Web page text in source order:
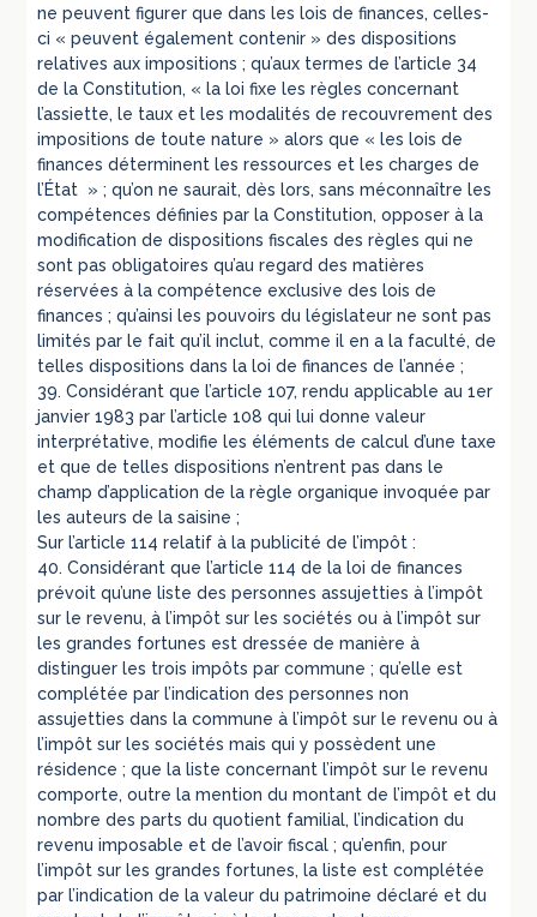
ne peuvent figurer que dans les lois de finances, celles-
ci « peuvent également contenir » des dispositions
relatives aux impositions ; qu’aux termes de l’article 34
de la Constitution, « la loi fixe les règles concernant
l’assiette, le taux et les modalités de recouvrement des
impositions de toute nature » alors que « les lois de
finances déterminent les ressources et les charges de
l’État » ; qu’on ne saurait, dès lors, sans méconnaître les
compétences définies par la Constitution, opposer à la
modification de dispositions fiscales des règles qui ne
sont pas obligatoires qu’au regard des matières
réservées à la compétence exclusive des lois de
finances ; qu’ainsi les pouvoirs du législateur ne sont pas
limités par le fait qu’il inclut, comme il en a la faculté, de
telles dispositions dans la loi de finances de l’année ;
39. Considérant que l’article 107, rendu applicable au 1er
janvier 1983 par l’article 108 qui lui donne valeur
interprétative, modifie les éléments de calcul d’une taxe
et que de telles dispositions n’entrent pas dans le
champ d’application de la règle organique invoquée par
les auteurs de la saisine ;
Sur l’article 114 relatif à la publicité de l’impôt :
40. Considérant que l’article 114 de la loi de finances
prévoit qu’une liste des personnes assujetties à l’impôt
sur le revenu, à l’impôt sur les sociétés ou à l’impôt sur
les grandes fortunes est dressée de manière à
distinguer les trois impôts par commune ; qu’elle est
complétée par l’indication des personnes non
assujetties dans la commune à l’impôt sur le revenu ou à
l’impôt sur les sociétés mais qui y possèdent une
résidence ; que la liste concernant l’impôt sur le revenu
comporte, outre la mention du montant de l’impôt et du
nombre des parts du quotient familial, l’indication du
revenu imposable et de l’avoir fiscal ; qu’enfin, pour
l’impôt sur les grandes fortunes, la liste est complétée
par l’indication de la valeur du patrimoine déclaré et du